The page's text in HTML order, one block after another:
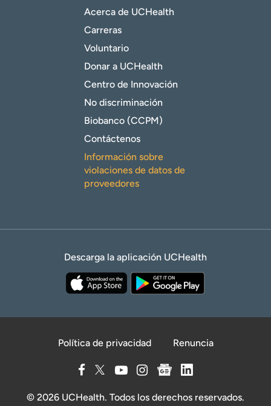
Acerca de UCHealth
Carreras
Voluntario
Donar a UCHealth
Centro de Innovación
No discriminación
Biobanco (CCPM)
Contáctenos
Información sobre
violaciones de datos de
proveedores
Descarga la aplicación UCHealth
Política de privacidad Renuncia
© 2026 UCHealth. Todos los derechos reservados.